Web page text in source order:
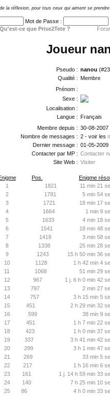
la réflexion, pour tous ceux qui aiment se
Mot de Passe :
Qu'est-ce que Prise2Tete ?
Joueur
Pseudo : nanou
Qualité : Membre
Prénom :
Sexe :
Localisation :
Langue : Français
Membre depuis : 30-08-2007
Nombre de messages : 2 - voir les
Dernier message : 01-05-2009
Contacter par MP : Contacter
Site Web : Visiter
Pos.
Enigme
1
1821
11 min 21
2
1781
5 min 54
3
1721
18 min 17
4
1664
1 min 9
5
1633
4 min 18
6
1541
18 min 48
7
1419
3 min 58
8
1338
25 min 28
9
1243
15 h 50 min 36
10
1128
1 h 42 min 4
11
1068
51 min 29
12
967
1 j. 6 h 0 min 42
13
797
2 min 27
14
757
3 h 15 min 5
15
451
2 h 29 min 32
16
599
38 min 9
17
451
1 h 7 min 22
18
423
1 h 0 min 37
19
337
3 h 41 min 42
20
299
3 h 1 min 47
21
269
33 min 5
22
217
1 h 16 min 6
23
161
1 j. 14 h 59 min 33
24
140
7 h 25 min 10
25
86
4 h 0 min 33